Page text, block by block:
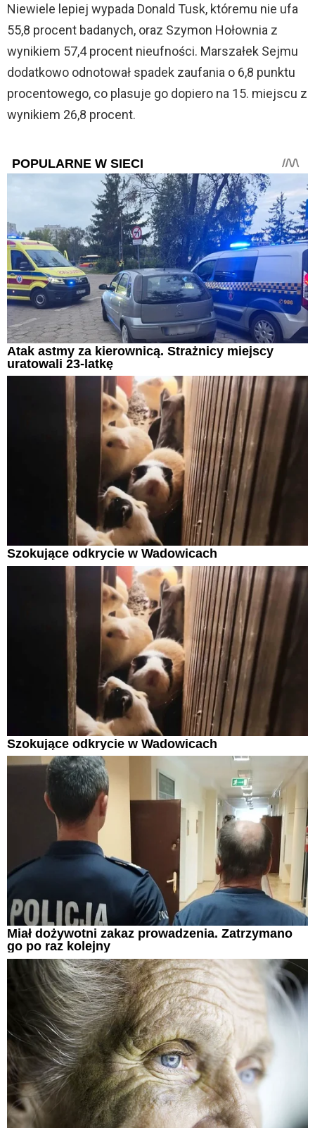
Niewiele lepiej wypada Donald Tusk, któremu nie ufa
55,8 procent badanych, oraz Szymon Hołownia z
wynikiem 57,4 procent nieufności. Marszałek Sejmu
dodatkowo odnotował spadek zaufania o 6,8 punktu
procentowego, co plasuje go dopiero na 15. miejscu z
wynikiem 26,8 procent.
POPULARNE W SIECI
Atak astmy za kierownicą. Strażnicy miejscy
uratowali 23-latkę
Szokujące odkrycie w Wadowicach
Szokujące odkrycie w Wadowicach
Miał dożywotni zakaz prowadzenia. Zatrzymano
go po raz kolejny